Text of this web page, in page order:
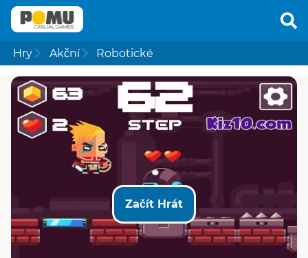
Hry Akční Robotické
Začít Hrát